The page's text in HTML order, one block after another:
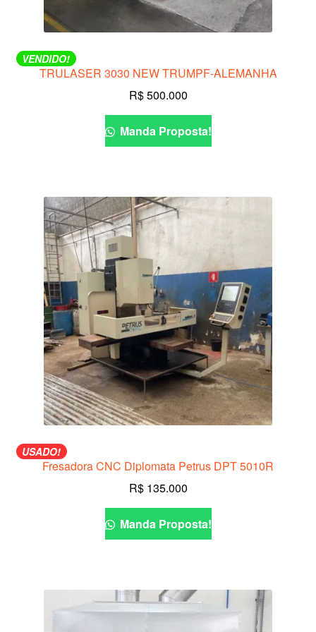
VENDIDO!
TRULASER 3030 NEW TRUMPF-ALEMANHA
R$500.000
Manda Proposta!
USADO!
Fresadora CNC Diplomata Petrus DPT 5010R
R$135.000
Manda Proposta!